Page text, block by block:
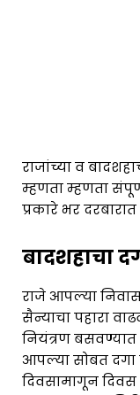
राजांच्या व
म्हणता म्हणता
प्रकारे भर
बादशहाचा
राजे आपल्या
सैन्याचा पहारा
नियंत्रण
आपल्या सोबत
दिवसामागून